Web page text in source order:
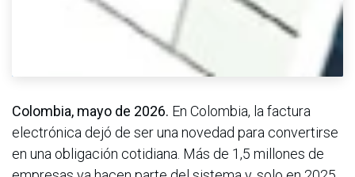
Colombia, mayo de 2026. En Colombia, la factura
electrónica dejó de ser una novedad para convertirse
en una obligación cotidiana. Más de 1,5 millones de